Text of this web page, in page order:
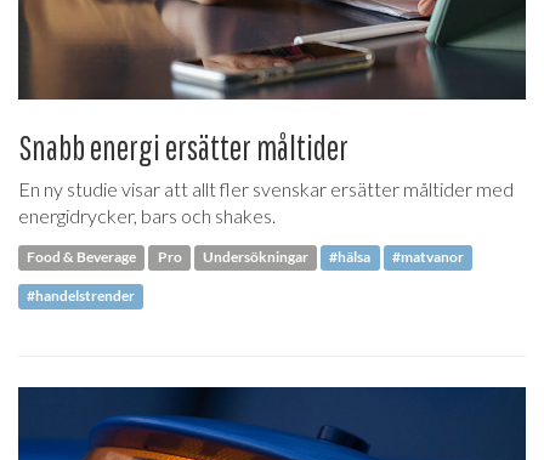
Snabb energi ersätter måltider
En ny studie visar att allt fler svenskar ersätter måltider med
energidrycker, bars och shakes.
Food & Beverage Pro Undersökningar #hälsa #matvanor
#handelstrender